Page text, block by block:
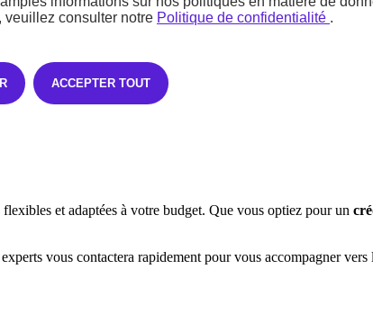
flexibles et adaptées à votre budget. Que vous optiez pour un
vous contactera rapidement pour vous accompagner
veuillez consulter notre Politique de confidentialité .
ACCEPTER TOUT